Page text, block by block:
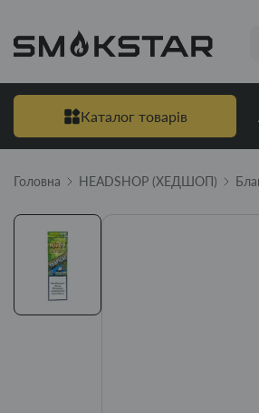
Каталог товарів
Головна HEADSHOP (ХЕДШОП)